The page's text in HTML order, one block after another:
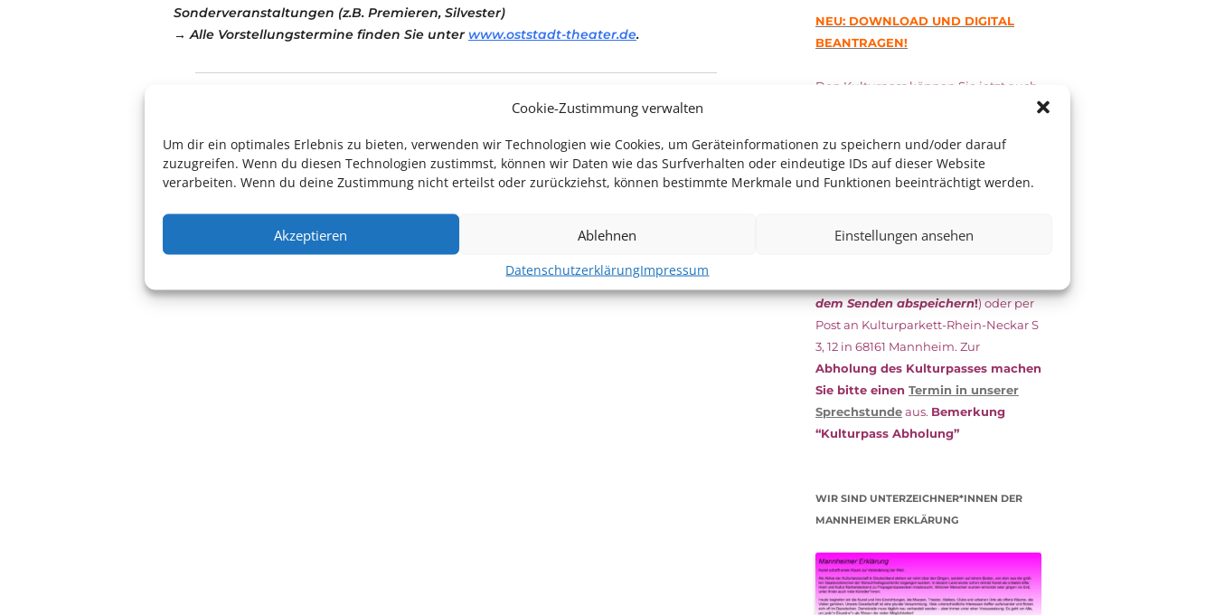
Cookie-Zustimmung verwalten
Um dir ein optimales Erlebnis zu bieten, verwenden wir Technologien wie Cookies, um Geräteinformationen zu speichern und/oder darauf
zuzugreifen. Wenn du diesen Technologien zustimmst, können wir Daten wie das Surfverhalten oder eindeutige IDs auf dieser Website
verarbeiten. Wenn du deine Zustimmung nicht erteilst oder zurückziehst, können bestimmte Merkmale und Funktionen beeinträchtigt werden.
Akzeptieren Ablehnen Einstellungen ansehen
DatenschutzerklärungImpressum
Sonderveranstaltungen (z.B. Premieren, Silvester)
→ Alle Vorstellungstermine finden Sie unter www.oststadt-theater.de.
NEU: DOWNLOAD UND DIGITAL
BEANTRAGEN!
Den Kulturpass können Sie jetzt auch
esunterschriebenzusammen mit
dem aktuellen
(Bürgergeld/
das Kulturparkett zurück: Per E-Mail
dem Senden abspeichern!) oder per
Post an Kulturparkett-Rhein-Neckar S
3, 12 in 68161 Mannheim. Zur
Abholung des Kulturpasses machen
Sie bitte einen Termin in unserer
Sprechstundeaus. Bemerkung
“Kulturpass Abholung”
WIR SIND UNTERZEICHNER*INNEN DER
MANNHEIMER ERKLÄRUNG